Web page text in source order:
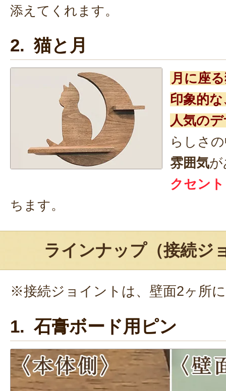
添えてくれます。
2. 猫と月
月に座
印象的
人気の
らしさ
雰囲気が
クセント
ちます。
ラインナップ（接続ジ
※接続ジョイントは、壁面2ヶ所
1. 石膏ボード用ピン